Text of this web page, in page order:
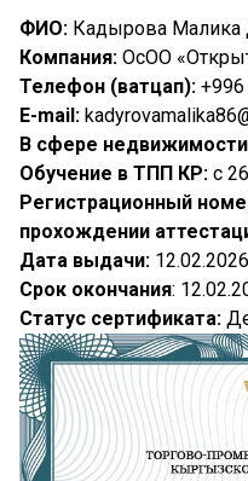
ФИО: Кадырова Малика
Компания: ОсОО
Телефон (ватцап):
E-mail:
В сфере недвижимости
Обучение в ТПП КР: с
Регистрационный
прохождении
Дата выдачи:
Срок окончания:
Статус сертификата: